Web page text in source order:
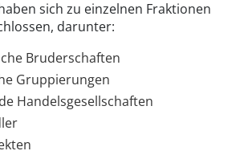
sich zu einzelnen Fraktionen
darunter:
Bruderschaften
Gruppierungen
Handelsgesellschaften